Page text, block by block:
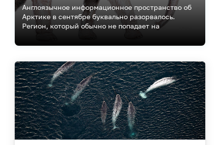
Англоязычное информационное пространство об
Арктике в сентябре буквально разорвалось.
Регион, который обычно не попадает на
передовицы, стал центром внимания всех
ведущих СМИ, а причиной стал эксперимент,
фантастика: группа учёных решила воскресить
мамонтов.